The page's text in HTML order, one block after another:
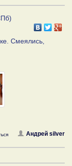
Смеялись,
Андрей silver